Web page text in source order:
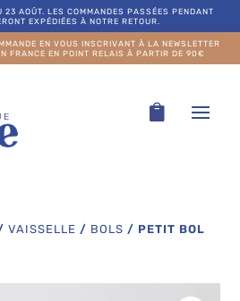
23 AOÛT. LES COMMANDES PASSÉES PENDANT
EXPÉDIÉES À NOTRE RETOUR.
EN VOUS INSCRIVANT À LA NEWSLETTER
FRANCE EN POINT RELAIS À PARTIR DE 90€
VAISSELLE / BOLS / PETIT BOL